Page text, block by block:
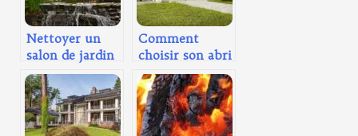
Nettoyer un
salon de jardin
en pierre : nos
meilleurs
conseils
Comment
choisir son abri
de jardin ?